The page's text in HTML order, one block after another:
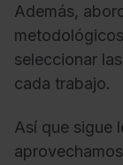
Además,
seleccionar
cada trabajo.
Así que sigue